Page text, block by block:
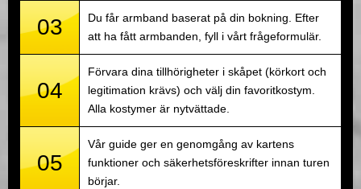
03
Du får armband baserat på din bokning. Efter
att ha fått armbanden, fyll i vårt frågeformulär.
04
Förvara dina tillhörigheter i skåpet (körkort och
legitimation krävs) och välj din favoritkostym.
Alla kostymer är nytvättade.
05
Vår guide ger en genomgång av kartens
funktioner och säkerhetsföreskrifter innan turen
börjar.